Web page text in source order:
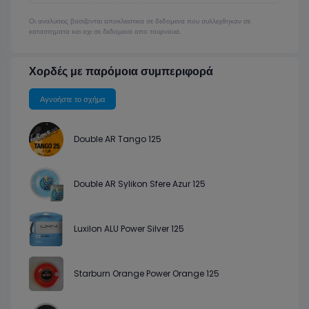
Οι αναλυσεις βασιζονται αποκλειστικα σε δεδομενα που συλλεχθηκαν σε
καταστηματα και οχι σε δεδομενα απο τουρνουα.
Χορδές με παρόμοια συμπεριφορά
Αγνοήστε το σχήμα
Double AR Tango 125
Double AR Sylikon Sfere Azur 125
Luxilon ALU Power Silver 125
Starburn Orange Power Orange 125